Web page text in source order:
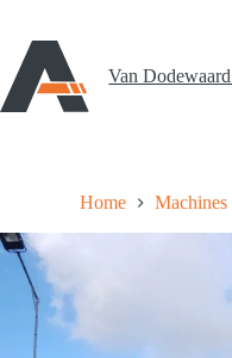
inhoud
Van
Home Machines